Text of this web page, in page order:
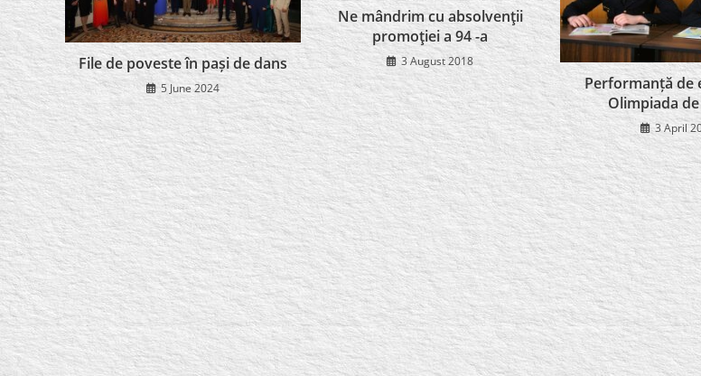
File de poveste în pași de dans
5 June 2024
Ne mândrim cu absolvenţii
promoţiei a 94 -a
3 August 2018
Performanță de
Olimpiada
3 April